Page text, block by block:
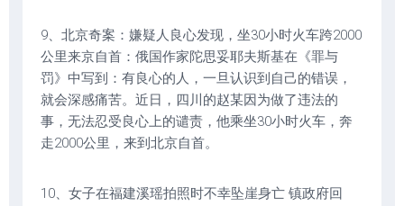
9、北京奇案：嫌疑人良心发现，坐30小时火车跨2000
公里来京自首：俄国作家陀思妥耶夫斯基在《罪与
罚》中写到：有良心的人，一旦认识到自己的错误，
就会深感痛苦。近日，四川的赵某因为做了违法的
事，无法忍受良心上的谴责，他乘坐30小时火车，奔
走2000公里，来到北京自首。
10、女子在福建溪瑶拍照时不幸坠崖身亡 镇政府回